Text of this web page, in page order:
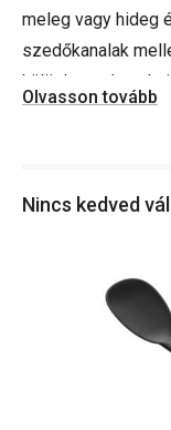
meleg vagy hideg
szedőkanalak
különleges konyhai
kötelességnek a
Olvasson tovább
Nincs kedved